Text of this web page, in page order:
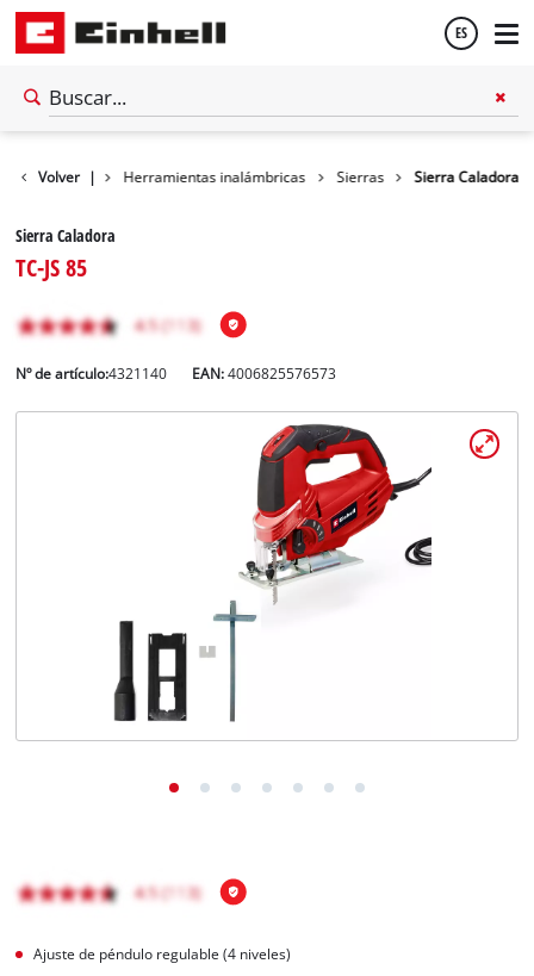
ES
Volver |
Taller Herramientas inalámbricas Sierras Sierra Caladora
Sierra Caladora
TC-JS 85
Nº de artículo:4321140 EAN:4006825576573
Ajuste de péndulo regulable (4 niveles)